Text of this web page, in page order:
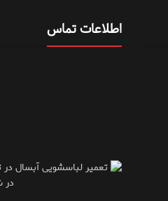
اطلاعات تماس